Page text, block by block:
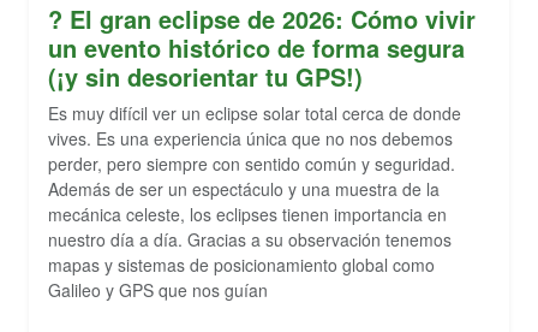
? El gran eclipse de 2026: Cómo vivir
un evento histórico de forma segura
(¡y sin desorientar tu GPS!)
Es muy difícil ver un eclipse solar total cerca de donde
vives. Es una experiencia única que no nos debemos
perder, pero siempre con sentido común y seguridad.
Además de ser un espectáculo y una muestra de la
mecánica celeste, los eclipses tienen importancia en
nuestro día a día. Gracias a su observación tenemos
mapas y sistemas de posicionamiento global como
Galileo y GPS que nos guían